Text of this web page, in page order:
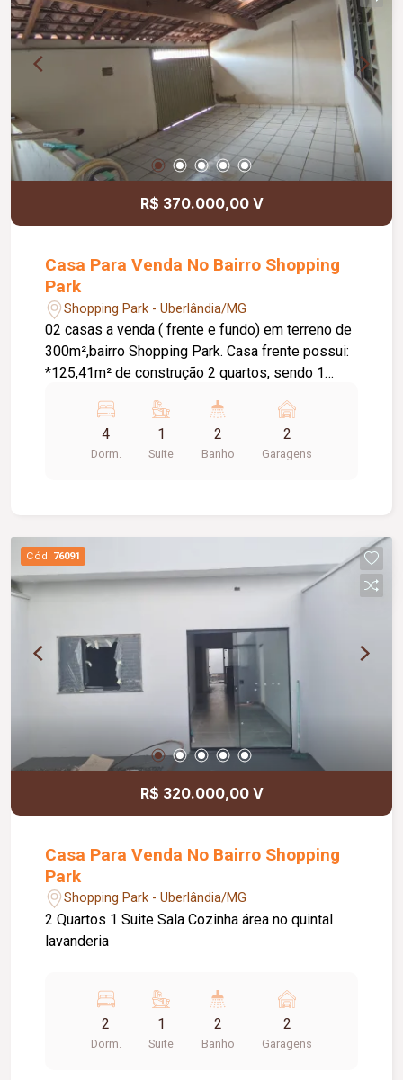
R$ 370.000,00 V
Casa Para Venda No Bairro Shopping
Park
Shopping Park - Uberlândia/MG
02 casas a venda ( frente e fundo) em terreno de
300m²,bairro Shopping Park. Casa frente possui:
*125,41m² de construção 2 quartos, sendo 1
serviço; Garagem. Casa fundo possui: *68m² 2
quartos; Sala; Cozinha; Banheiro Social; Área de
serviço; Sem garagem para carro. *Água e energia
4
Dorm.
1
Suite
2
Banho
2
Garagens
Cód. 76091
R$ 320.000,00 V
Casa Para Venda No Bairro Shopping
Park
Shopping Park - Uberlândia/MG
2 Quartos 1 Suite Sala Cozinha área no quintal
lavanderia
2
Dorm.
1
Suite
2
Banho
2
Garagens